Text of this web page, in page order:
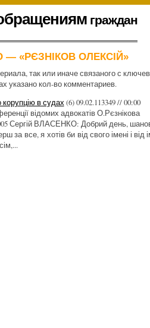
граждан
«РЄЗНІКОВ ОЛЕКСІЙ»
так или иначе связаного с
указано кол-во комментариев.
в судах(6)09.02.113349 // 00:00
відомих адвокатів О.Рєзнікова
Сергій ВЛАСЕНКО: Добрий день,
за все, я хотів би від свого імені і від